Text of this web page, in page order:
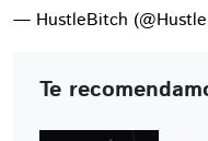
— HustleBitch
Te